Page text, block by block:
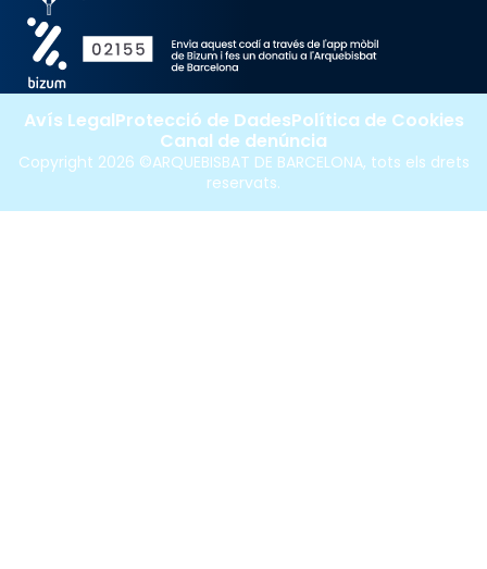
Copyright 2026 ©ARQUEBISBAT DE BARCELONA, tots els drets
reservats.
Avís LegalProtecció de DadesPolítica de Cookies
Canal de denúncia